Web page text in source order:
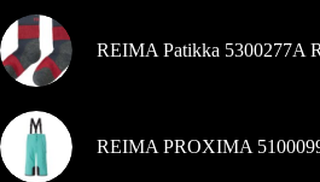
REIMA Patikka 5300277A
REIMA PROXIMA